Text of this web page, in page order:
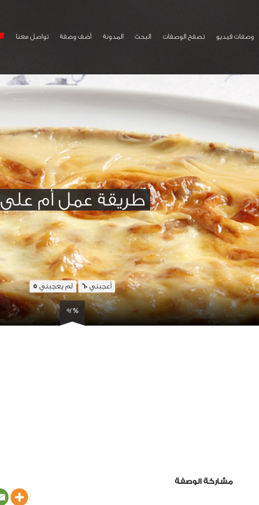
وصفات فيديو تصفح الوصفات البحث المدونة أضف وصفة تواصل معنا
طريقة عمل أم علي
أعجبني 60 لم يعجبني 5
92%
مشاركة الوصفة